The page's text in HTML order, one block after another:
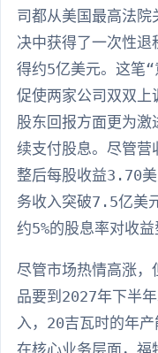
司都从美国最高法
决中获得了一次性
得约5亿美元。这笔
促使两家公司双双
股东回报方面更为
续支付股息。尽管营
整后每股收益3.70
务收入突破7.5亿美
约5%的股息率对收
尽管市场热情高涨，
品要到2027年下半
入，20吉瓦时的年产